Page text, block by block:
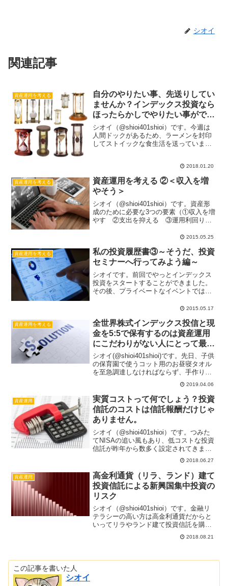
シオイ
関連記事
資産運用を考える
自分のやりたい事、先送りしてい
ませんか？インデックス投資なら
ほったらかしでやりたい事ができ
ますよ。
シオイ（@shioi401shioi）です。今週は
人間ドックがあるため、ラーメンを封印
してストイックな食生活を送っていまし
お腹一杯食べちゃいました。今夜は食べ
ちゃいまし...
2018.01.20
資産運用を考える
資産運用を考える ②＜収入を増
やそう＞
シオイ（@shioi401shioi）です。資産形
成のために必要な3つの要素（①収入を増
やす ②支出を抑える ③運用利回りを
いて考えてみたいと思います。資産形成
さい。...
2015.05.25
資産運用を考える
私の投資履歴書③～そうだ、投資
セミナーへ行ってみよう編～
シオイです。前回でやっとインデックス
投資をスタートすることができました。
その後、プライベートなイベントでは結
ましたが、忘れもしません2011年3月11
災を経て資産内容の...
2015.05.17
資産運用を考える
全世界株式インデックス投信と現
金を5:5で保有するのは資産運用
にこだわりがない人にとって最適
解ではないか
シオイ(@shioi401shioi)です。先日、子供
の保育園で使うコット用のお昼寝タオル
を至急調達しなければならず、手作りで
用意することがありました。特に手作り
にこだわりがあった訳ではないので既製
品でも良かったのですが。そんな事があ
って改...
2019.04.06
資産運用
実質コストって何でしょう？投資
信託のコストは信託報酬だけじゃ
ありません。
シオイ（@shioi401shioi）です。つみた
てNISAの追い風もあり、低コストな投資
信託が昨年から数多く設定されてきまし
た。1年を経過していない投資信託もあり
ますが、最もコストが安い投資信託を選
択していれば間違いないのでしょうか？
実は...
2018.06.27
資産運用
高金利通貨（リラ、ランド）建て
投資信託による新興国集中投資の
リスク
シオイ（@shioi401shioi）です。金融リ
テラシーの高い方は高金利通貨だからと
いってリラやランド建て投資信託を購入
する人はいないと思います。金融機関の
勧められるがままに高金利通貨建ての投
2018.08.21
この記事を書いた人
シオイ